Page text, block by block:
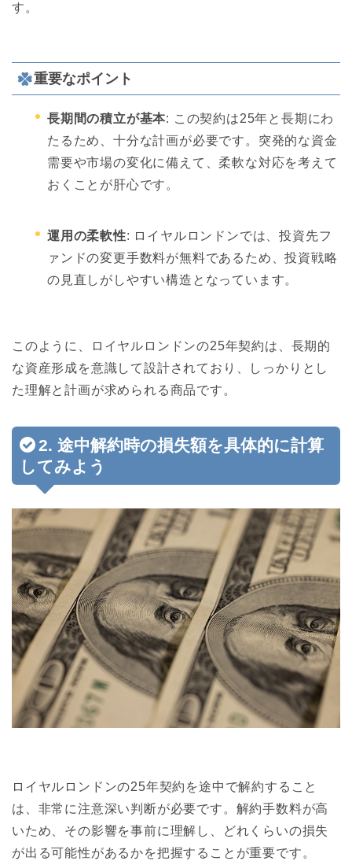
す。
重要なポイント
長期間の積立が基本: この契約は25年と長期にわ
たるため、十分な計画が必要です。突発的な資金
需要や市場の変化に備えて、柔軟な対応を考えて
おくことが肝心です。
運用の柔軟性: ロイヤルロンドンでは、投資先フ
ァンドの変更手数料が無料であるため、投資戦略
の見直しがしやすい構造となっています。
このように、ロイヤルロンドンの25年契約は、長期的
な資産形成を意識して設計されており、しっかりとし
た理解と計画が求められる商品です。
2. 途中解約時の損失額を具体的に計算
してみよう
ロイヤルロンドンの25年契約を途中で解約すること
は、非常に注意深い判断が必要です。解約手数料が高
いため、その影響を事前に理解し、どれくらいの損失
が出る可能性があるかを把握することが重要です。